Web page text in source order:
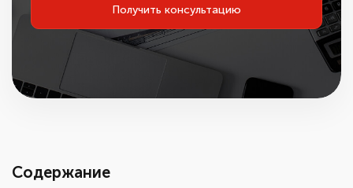
Получить консультацию
Содержание